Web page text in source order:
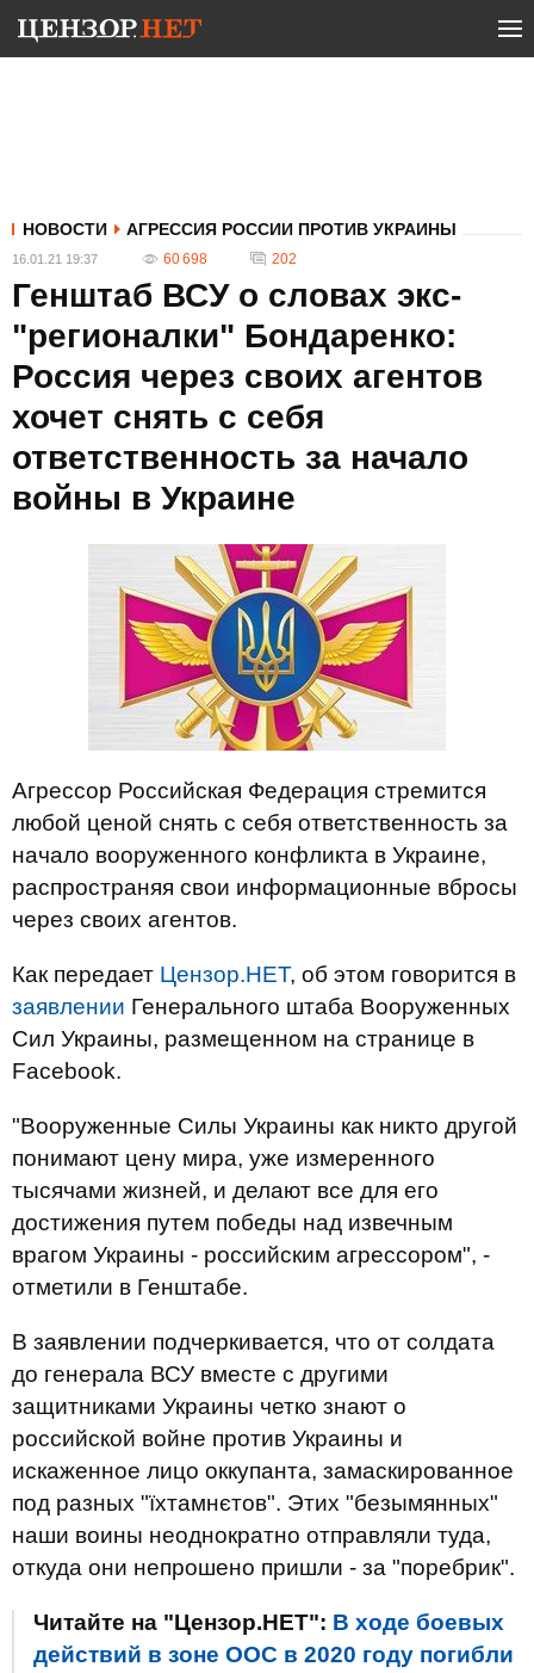
НОВОСТИ АГРЕССИЯ РОССИИ ПРОТИВ УКРАИНЫ
16.01.21 19:37 60 698 202
Генштаб ВСУ о словах экс-
"регионалки" Бондаренко:
Россия через своих агентов
хочет снять с себя
ответственность за начало
войны в Украине
Агрессор Российская Федерация стремится
любой ценой снять с себя ответственность за
начало вооруженного конфликта в Украине,
распространяя свои информационные вбросы
через своих агентов.
Как передает Цензор.НЕТ, об этом говорится в
заявлении Генерального штаба Вооруженных
Сил Украины, размещенном на странице в
Facebook.
"Вооруженные Силы Украины как никто другой
понимают цену мира, уже измеренного
тысячами жизней, и делают все для его
достижения путем победы над извечным
врагом Украины - российским агрессором", -
отметили в Генштабе.
В заявлении подчеркивается, что от солдата
до генерала ВСУ вместе с другими
защитниками Украины четко знают о
российской войне против Украины и
искаженное лицо оккупанта, замаскированное
под разных "їхтамнєтов". Этих "безымянных"
наши воины неоднократно отправляли туда,
откуда они непрошено пришли - за "поребрик".
Читайте на "Цензор.НЕТ": В ходе боевых
действий в зоне ООС в 2020 году погибли